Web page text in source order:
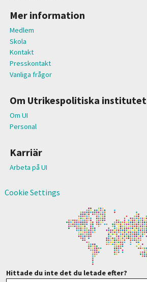
Mer information
Medlem
Skola
Kontakt
Presskontakt
Vanliga frågor
Om Utrikespolitiska institutet
Om UI
Personal
Karriär
Arbeta på UI
Cookie Settings
Hittade du inte det du letade efter?